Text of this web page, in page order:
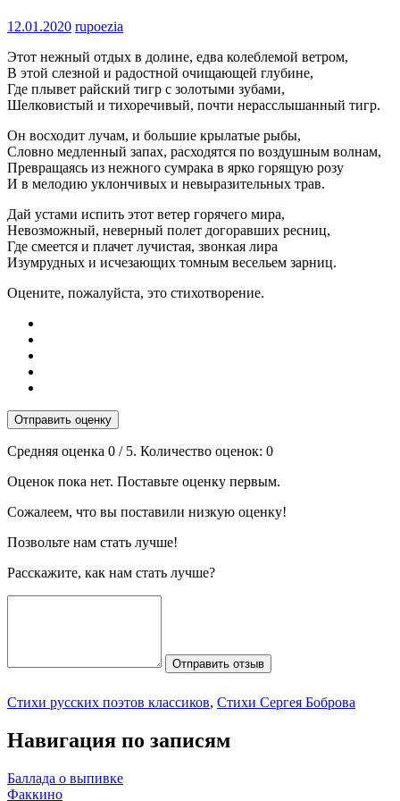
12.01.2020 rupoezia
Этот нежный отдых в долине, едва колеблемой ветром,
В этой слезной и радостной очищающей глубине,
Где плывет райский тигр с золотыми зубами,
Шелковистый и тихоречивый, почти нерасслышанный тигр.
Он восходит лучам, и большие крылатые рыбы,
Словно медленный запах, расходятся по воздушным волнам,
Превращаясь из нежного сумрака в ярко горящую розу
И в мелодию уклончивых и невыразительных трав.
Дай устами испить этот ветер горячего мира,
Невозможный, неверный полет догоравших ресниц,
Где смеется и плачет лучистая, звонкая лира
Изумрудных и исчезающих томным весельем зарниц.
Оцените, пожалуйста, это стихотворение.
Отправить оценку
Средняя оценка 0 / 5. Количество оценок: 0
Оценок пока нет. Поставьте оценку первым.
Сожалеем, что вы поставили низкую оценку!
Позвольте нам стать лучше!
Расскажите, как нам стать лучше?
Отправить отзыв
Стихи русских поэтов классиков, Стихи Сергея Боброва
Навигация по записям
Баллада о выпивке
Факкино